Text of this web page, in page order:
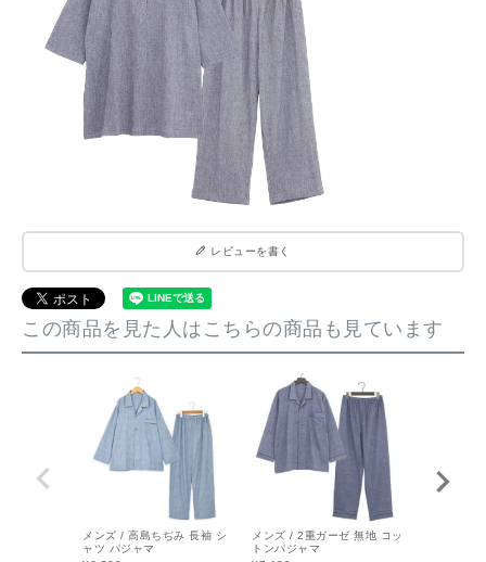
レビューを書く
この商品を見た人はこちらの商品も見ています
メンズ / 高島ちぢみ 長袖 シ
ャツ パジャマ
メンズ / 2重ガーゼ 無地 コッ
トンパジャマ